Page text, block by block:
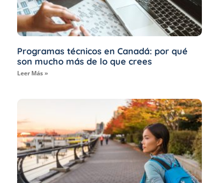
Programas técnicos en Canadá: por qué
son mucho más de lo que crees
Leer Más »